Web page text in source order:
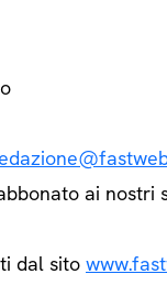
ai
dal sito